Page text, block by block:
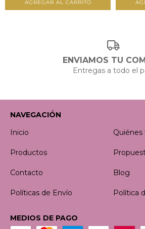
ENVIAMOS TU
Entregas a todo el
NAVEGACIÓN
Inicio
Quiénes
Productos
Contacto Blog
Políticas de Envío Política
MEDIOS DE PAGO